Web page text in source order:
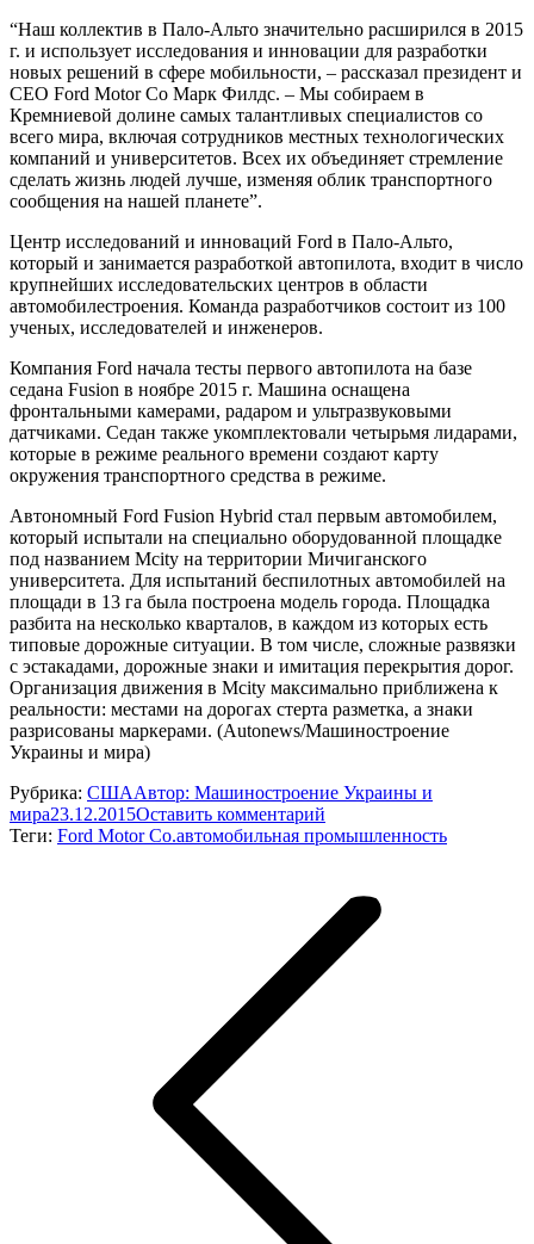
“Наш коллектив в Пало-Альто значительно расширился в 2015
г. и использует исследования и инновации для разработки
новых решений в сфере мобильности, – рассказал президент и
CEO Ford Motor Co Марк Филдс. – Мы собираем в
Кремниевой долине самых талантливых специалистов со
всего мира, включая сотрудников местных технологических
компаний и университетов. Всех их объединяет стремление
сделать жизнь людей лучше, изменяя облик транспортного
сообщения на нашей планете”.
Центр исследований и инноваций Ford в Пало-Альто,
который и занимается разработкой автопилота, входит в число
крупнейших исследовательских центров в области
автомобилестроения. Команда разработчиков состоит из 100
ученых, исследователей и инженеров.
Компания Ford начала тесты первого автопилота на базе
седана Fusion в ноябре 2015 г. Машина оснащена
фронтальными камерами, радаром и ультразвуковыми
датчиками. Седан также укомплектовали четырьмя лидарами,
которые в режиме реального времени создают карту
окружения транспортного средства в режиме.
Автономный Ford Fusion Hybrid стал первым автомобилем,
который испытали на специально оборудованной площадке
под названием Mcity на территории Мичиганского
университета. Для испытаний беспилотных автомобилей на
площади в 13 га была построена модель города. Площадка
разбита на несколько кварталов, в каждом из которых есть
типовые дорожные ситуации. В том числе, сложные развязки
с эстакадами, дорожные знаки и имитация перекрытия дорог.
Организация движения в Mcity максимально приближена к
реальности: местами на дорогах стерта разметка, а знаки
разрисованы маркерами. (Autonews/Машиностроение
Украины и мира)
Рубрика: СШААвтор: Машиностроение Украины и
мира23.12.2015Оставить комментарий
Теги: Ford Motor Co.автомобильная промышленность